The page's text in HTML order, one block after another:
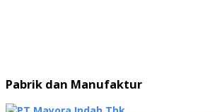
Pabrik dan Manufaktur